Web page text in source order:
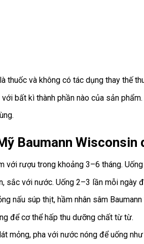
thuốc và không có tác dụng thay thế
bất kì thành phần nào của sản phẩm.
Baumann Wisconsin
với rượu trong khoảng 3–6 tháng.
sắc với nước. Uống 2–3 lần mỗi ngày
nấu súp thịt, hầm nhân sâm
để cơ thể hấp thu dưỡng chất từ từ.
mỏng, pha với nước nóng để uống